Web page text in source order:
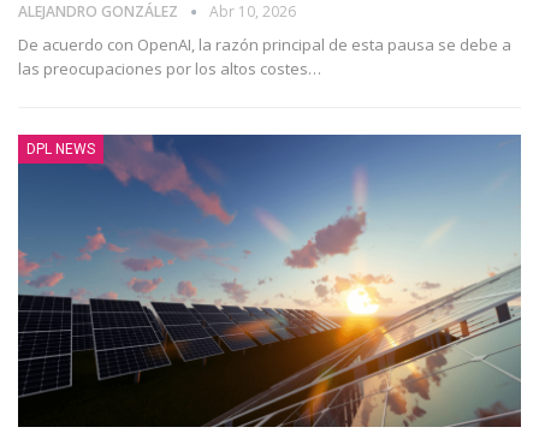
ALEJANDRO GONZÁLEZ Abr 10, 2026
De acuerdo con OpenAI, la razón principal de esta pausa se debe a
las preocupaciones por los altos costes…
DPL NEWS